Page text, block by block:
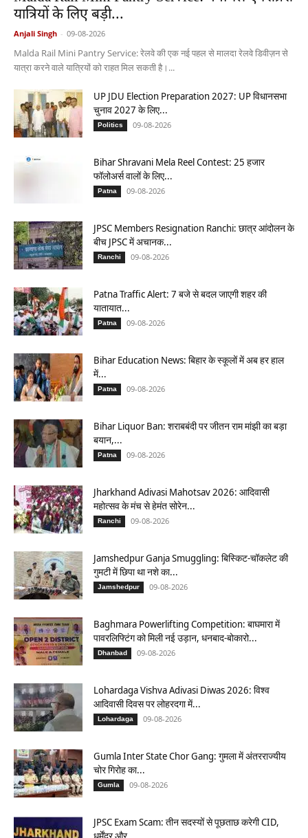
यात्रियों के लिए बड़ी...
Anjali Singh - 09-08-2026
Malda Rail Mini Pantry Service: रेलवे की एक नई पहल से मालदा रेलवे डिवीज़न से
यात्रा करने वाले यात्रियों को राहत मिल सकती है।...
UP JDU Election Preparation 2027: UP विधानसभा
चुनाव 2027 के लिए...
Politics 09-08-2026
Bihar Shravani Mela Reel Contest: 25 हजार
फॉलोअर्स वालों के लिए...
Patna 09-08-2026
JPSC Members Resignation Ranchi: छात्र आंदोलन के
बीच JPSC में अचानक...
Ranchi 09-08-2026
Patna Traffic Alert: 7 बजे से बदल जाएगी शहर की
यातायात...
Patna 09-08-2026
Bihar Education News: बिहार के स्कूलों में अब हर हाल
में...
Patna 09-08-2026
Bihar Liquor Ban: शराबबंदी पर जीतन राम मांझी का बड़ा
बयान,...
Patna 09-08-2026
Jharkhand Adivasi Mahotsav 2026: आदिवासी
महोत्सव के मंच से हेमंत सोरेन...
Ranchi 09-08-2026
Jamshedpur Ganja Smuggling: बिस्किट-चॉकलेट की
गुमटी में छिपा था नशे का...
Jamshedpur 09-08-2026
Baghmara Powerlifting Competition: बाघमारा में
पावरलिफ्टिंग को मिली नई उड़ान, धनबाद-बोकारो...
Dhanbad 09-08-2026
Lohardaga Vishva Adivasi Diwas 2026: विश्व
आदिवासी दिवस पर लोहरदगा में...
Lohardaga 09-08-2026
Gumla Inter State Chor Gang: गुमला में अंतरराज्यीय
चोर गिरोह का...
Gumla 09-08-2026
JPSC Exam Scam: तीन सदस्यों से पूछताछ करेगी CID,